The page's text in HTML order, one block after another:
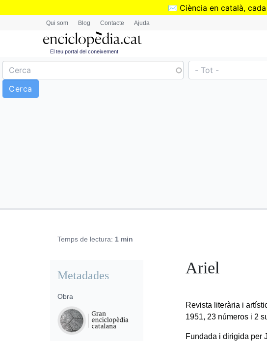
✉️ Ciència en català,
Qui som Blog Contacte Ajuda
El teu portal del coneixement
Temps de lectura: 1 min
Ariel
Revista literària i
1951, 23 números i 2
Fundada i dirigida per
Metadades
Obra